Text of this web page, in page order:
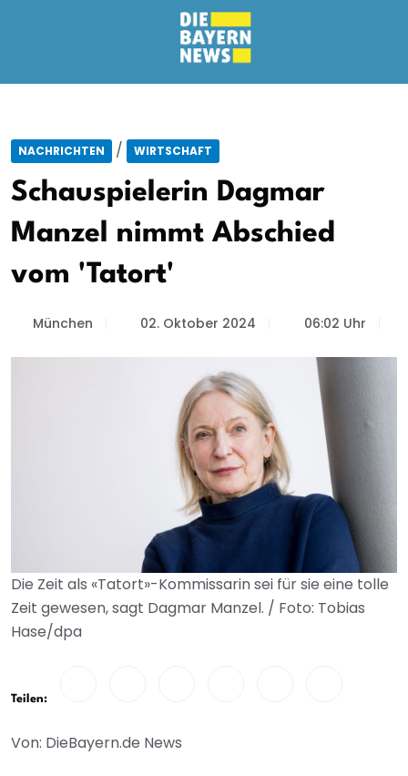
NACHRICHTEN / WIRTSCHAFT
Schauspielerin Dagmar
Manzel nimmt Abschied
vom 'Tatort'
München 02. Oktober 2024 06:02 Uhr
Die Zeit als «Tatort»-Kommissarin sei für sie eine tolle
Zeit gewesen, sagt Dagmar Manzel. / Foto: Tobias
Hase/dpa
Teilen:
Von: DieBayern.de News